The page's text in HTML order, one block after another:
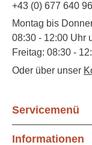
+43 (0) 677 640
Montag bis
08:30 - 12:00 Uhr
Freitag: 08:30 -
Oder über unser
Servicemenü
Informationen